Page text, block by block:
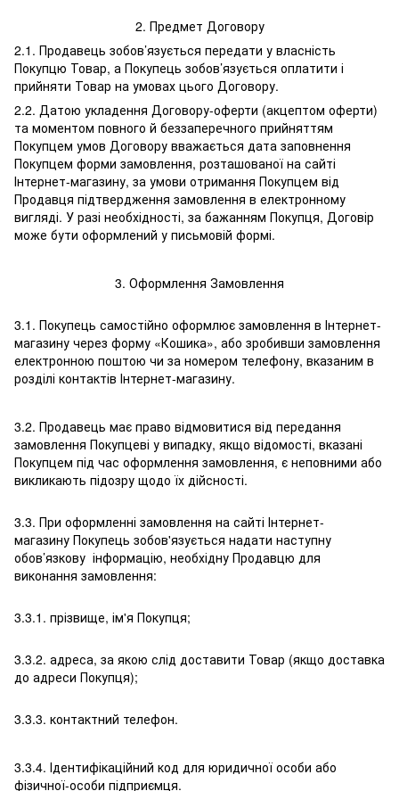
2. Предмет Договору
2.1. Продавець зобов’язується передати у власність
Покупцю Товар, а Покупець зобов’язується оплатити і
прийняти Товар на умовах цього Договору.
2.2. Датою укладення Договору-оферти (акцептом оферти)
та моментом повного й беззаперечного прийняттям
Покупцем умов Договору вважається дата заповнення
Покупцем форми замовлення, розташованої на сайті
Інтернет-магазину, за умови отримання Покупцем від
Продавця підтвердження замовлення в електронному
вигляді. У разі необхідності, за бажанням Покупця, Договір
може бути оформлений у письмовій формі.
3. Оформлення Замовлення
3.1. Покупець самостійно оформлює замовлення в Інтернет-
магазину через форму «Кошика», або зробивши замовлення
електронною поштою чи за номером телефону, вказаним в
розділі контактів Інтернет-магазину.
3.2. Продавець має право відмовитися від передання
замовлення Покупцеві у випадку, якщо відомості, вказані
Покупцем під час оформлення замовлення, є неповними або
викликають підозру щодо їх дійсності.
3.3. При оформленні замовлення на сайті Інтернет-
магазину Покупець зобов'язується надати наступну
обов’язкову інформацію, необхідну Продавцю для
виконання замовлення:
3.3.1. прізвище, ім'я Покупця;
3.3.2. адреса, за якою слід доставити Товар (якщо доставка
до адреси Покупця);
3.3.3. контактний телефон.
3.3.4. Ідентифікаційний код для юридичної особи або
фізичної-особи підприємця.